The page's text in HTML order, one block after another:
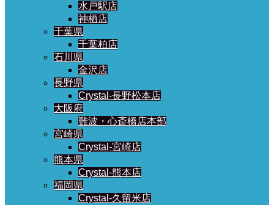
水戸駅店
神栖店
千葉県
千葉柏店
石川県
金沢店
長野県
Crystal-長野松本店
大阪府
難波・心斎橋店本部
宮崎県
Crystal-宮崎店
熊本県
Crystal-熊本店
福岡県
Crystal-久留米店